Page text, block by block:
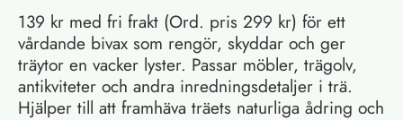
139 kr med fri frakt (Ord. pris 299 kr) för ett
vårdande bivax som rengör, skyddar och ger
träytor en vacker lyster. Passar möbler, trägolv,
antikviteter och andra inredningsdetaljer i trä.
Hjälper till att framhäva träets naturliga ådring och